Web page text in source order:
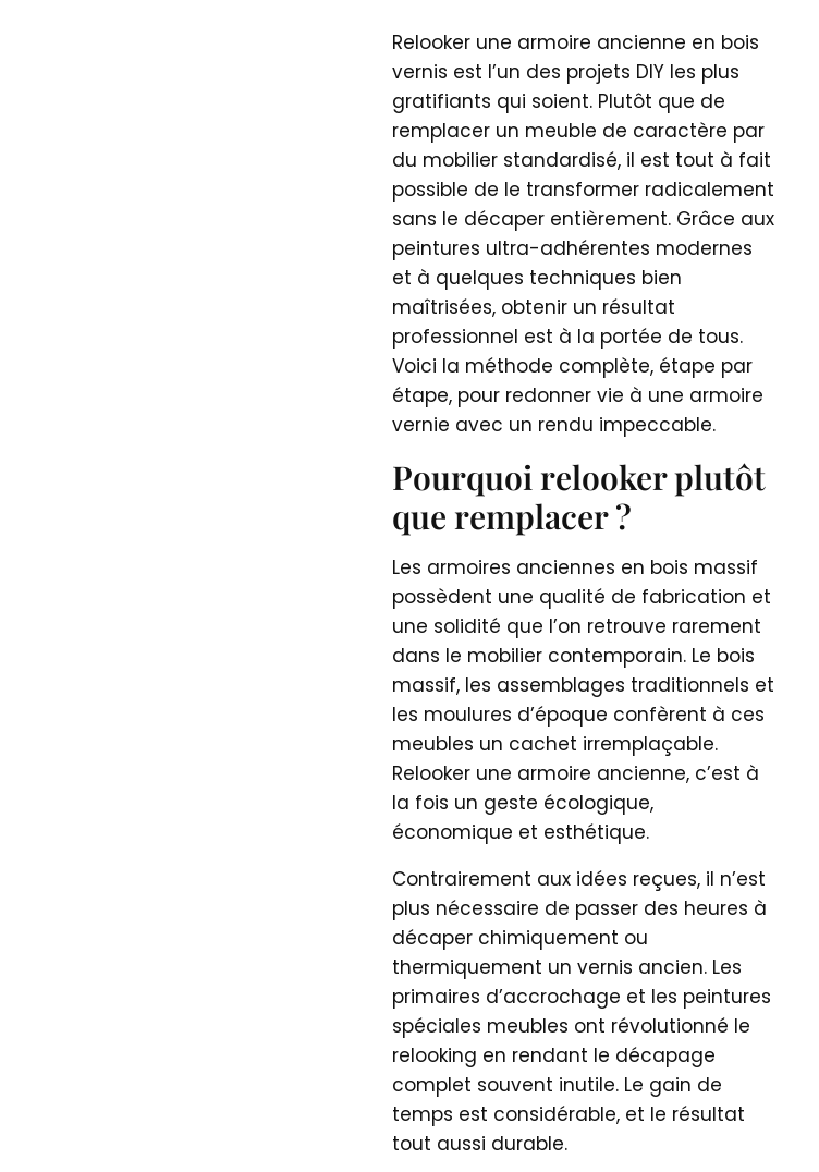
Relooker une armoire ancienne en bois
vernis est l’un des projets DIY les plus
gratifiants qui soient. Plutôt que de
remplacer un meuble de caractère par
du mobilier standardisé, il est tout à fait
possible de le transformer radicalement
sans le décaper entièrement. Grâce aux
peintures ultra-adhérentes modernes
et à quelques techniques bien
maîtrisées, obtenir un résultat
professionnel est à la portée de tous.
Voici la méthode complète, étape par
étape, pour redonner vie à une armoire
vernie avec un rendu impeccable.
Pourquoi relooker plutôt
que remplacer ?
Les armoires anciennes en bois massif
possèdent une qualité de fabrication et
une solidité que l’on retrouve rarement
dans le mobilier contemporain. Le bois
massif, les assemblages traditionnels et
les moulures d’époque confèrent à ces
meubles un cachet irremplaçable.
Relooker une armoire ancienne, c’est à
la fois un geste écologique,
économique et esthétique.
Contrairement aux idées reçues, il n’est
plus nécessaire de passer des heures à
décaper chimiquement ou
thermiquement un vernis ancien. Les
primaires d’accrochage et les peintures
spéciales meubles ont révolutionné le
relooking en rendant le décapage
complet souvent inutile. Le gain de
temps est considérable, et le résultat
tout aussi durable.